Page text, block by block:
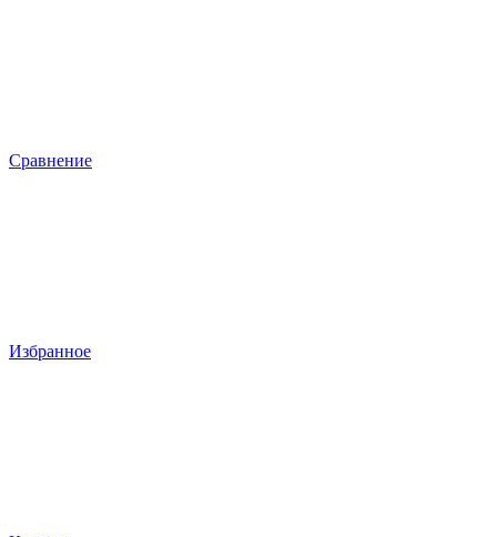
Сравнение
Избранное